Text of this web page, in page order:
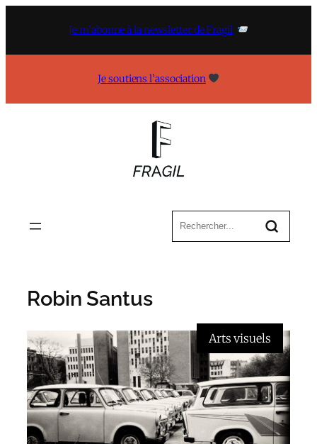
Je m’abonne à la newsletter de Fragil
Je soutiens l’association
Robin Santus
Arts visuels